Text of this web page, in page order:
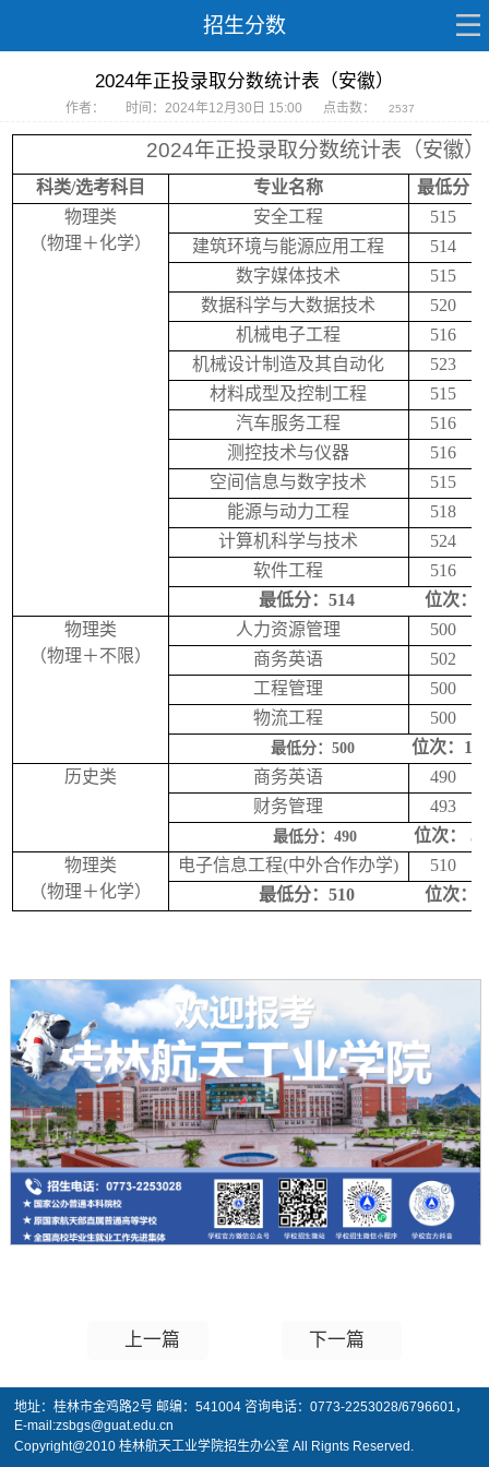
招生分数
2024年正投录取分数统计表（安徽）
作者： 时间：2024年12月30日 15:00 点击数： 2537
2024年正投录取分数统计表（安徽）
科类/选考科目 专业名称 最低分
物理类
（物理＋化学）
安全工程
515
建筑环境与能源应用工程
514
数字媒体技术
515
数据科学与大数据技术
520
机械电子工程
516
机械设计制造及其自动化
523
材料成型及控制工程
515
汽车服务工程
516
测控技术与仪器
516
空间信息与数字技术
515
能源与动力工程
518
计算机科学与技术
524
软件工程
516
最低分： 514 位次：
物理类
（物理＋不限）
人力资源管理
500
商务英语
502
工程管理
500
物流工程
500
最低分：500 位次：
历史类
商务英语
490
财务管理
493
最低分：490 位次：
物理类
（物理＋化学）
电子信息工程(中外合作办学)
510
最低分： 510 位次：
上一篇 下一篇
地址：桂林市金鸡路2号 邮编：541004 咨询电话：0773-2253028/6796601，
E-mail:zsbgs@guat.edu.cn
Copyright@2010 桂林航天工业学院招生办公室 All Rignts Reserved.